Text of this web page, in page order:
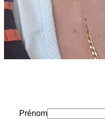
Prénom